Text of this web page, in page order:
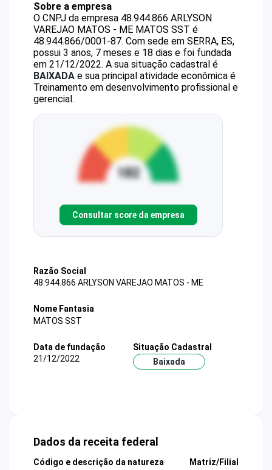
Sobre a empresa
O CNPJ da empresa 48.944.866 ARLYSON
VAREJAO MATOS - ME MATOS SST é
48.944.866/0001-87. Com sede em SERRA, ES,
possui 3 anos, 7 meses e 18 dias e foi fundada
em 21/12/2022. A sua situação cadastral é
BAIXADA e sua principal atividade econômica é
Treinamento em desenvolvimento profissional e
gerencial.
Consultar score da empresa
Razão Social
48.944.866 ARLYSON VAREJAO MATOS - ME
Nome Fantasia
MATOS SST
Data de fundação
21/12/2022
Situação Cadastral
Baixada
Dados da receita federal
Código e descrição da natureza
Matriz/Filial